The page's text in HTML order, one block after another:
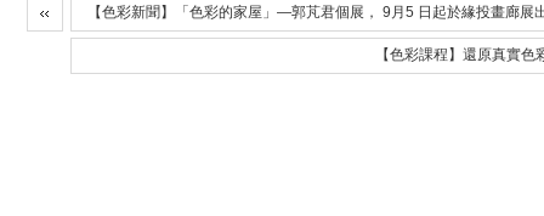
【色彩新聞】「色彩的家屋」—郭芃君個展， 9月5 日起於緣投畫廊展
【色彩課程】還原真實